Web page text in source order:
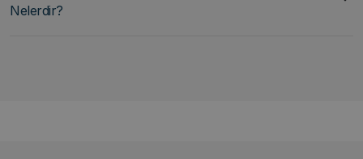
Nelerdir?